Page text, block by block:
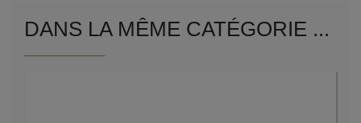
DANS LA MÊME CATÉGORIE ...